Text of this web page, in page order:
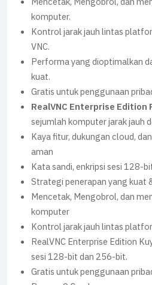
komputer.
Kontrol jarak jauh lintas
VNC.
Performa yang dioptimalkan
kuat.
Gratis untuk penggunaan
RealVNC Enterprise Edition
sejumlah komputer jarak jauh
Kaya fitur, dukungan cloud,
aman
Kata sandi, enkripsi sesi 128-
Strategi penerapan yang kuat
Mencetak, Mengobrol, dan
komputer
Kontrol jarak jauh lintas
RealVNC Enterprise Edition
sesi 128-bit dan 256-bit.
Gratis untuk penggunaan